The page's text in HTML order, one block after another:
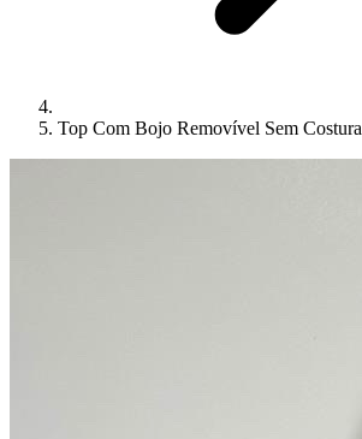
Top Com Bojo Removível Sem Costura